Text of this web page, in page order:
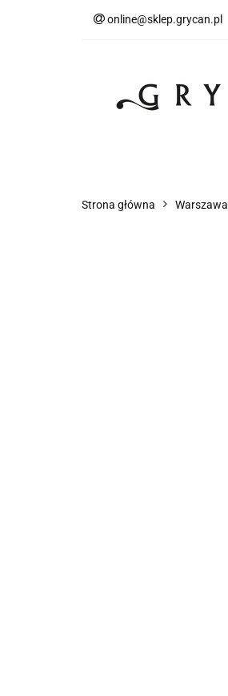
online@sklep.grycan.pl
Strona główna Warszawa